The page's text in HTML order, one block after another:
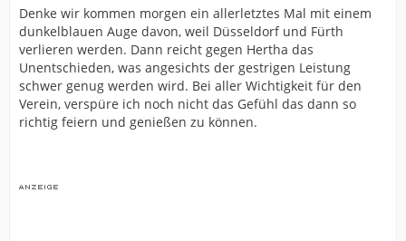
Denke wir kommen morgen ein allerletztes Mal mit einem
dunkelblauen Auge davon, weil Düsseldorf und Fürth
verlieren werden. Dann reicht gegen Hertha das
Unentschieden, was angesichts der gestrigen Leistung
schwer genug werden wird. Bei aller Wichtigkeit für den
Verein, verspüre ich noch nicht das Gefühl das dann so
richtig feiern und genießen zu können.